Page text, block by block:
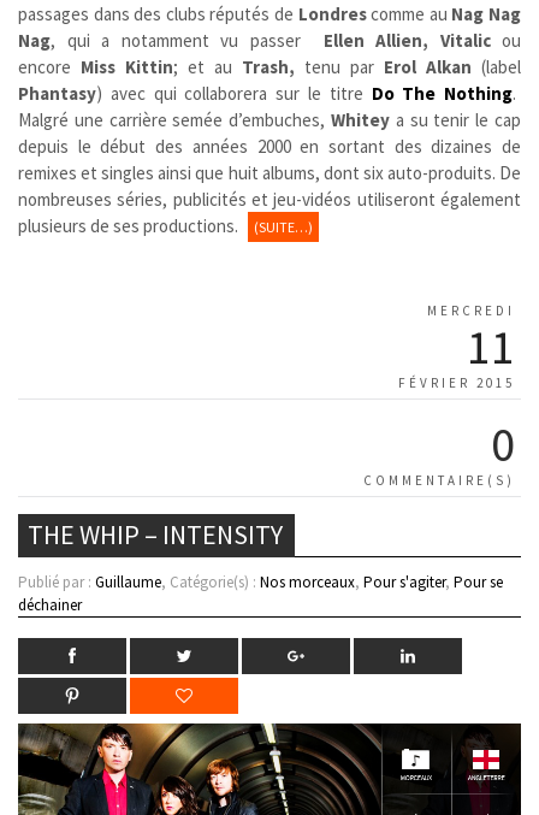
passages dans des clubs réputés de Londrescomme au Nag Nag
Nag, qui a notamment vu passer Ellen Allien, Vitalic ou
encore Miss Kittin; et au Trash, tenu par Erol Alkan (label
Phantasy) avec qui collaborera sur le titre Do The Nothing.
Malgré une carrière semée d’embuches, Whitey a su tenir le cap
depuis le début des années 2000 en sortant des dizaines de
remixes et singles ainsi que huit albums, dont six auto-produits. De
nombreuses séries, publicités et jeu-vidéos utiliseront également
plusieurs de ses productions.
(SUITE…)
MERCREDI
11
FÉVRIER 2015
0
COMMENTAIRE(S)
THE WHIP – INTENSITY
Publié par : Guillaume, Catégorie(s) : Nos morceaux, Pour s'agiter, Pour se
déchainer